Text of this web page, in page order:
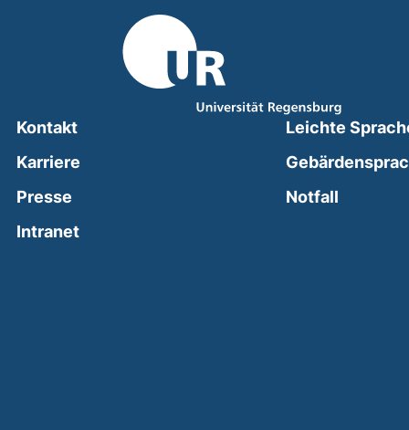
Kontakt
Karriere
Presse
Intranet(external link, opens in a new window)
Leichte
Notfall